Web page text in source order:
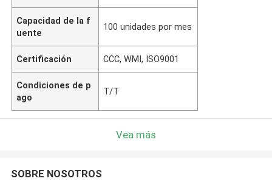
Capacidad de la f
uente
100 unidades por mes
Certificación CCC, WMI, ISO9001
Condiciones de p
ago
T/T
Vea más
SOBRE NOSOTROS